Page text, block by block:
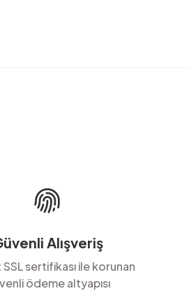
Alışveriş
sertifikası ile korunan
ödeme altyapısı